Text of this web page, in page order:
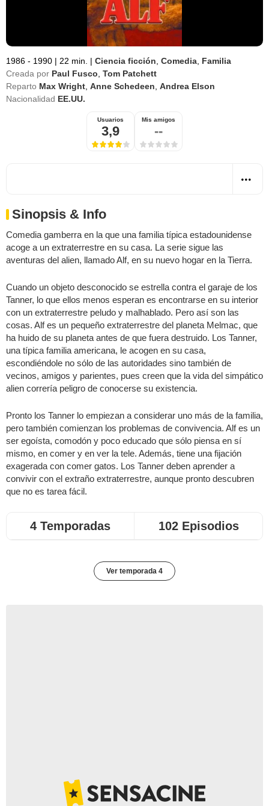
1986 - 1990 | 22 min. | Ciencia ficción Comedia Familia
Creada por Paul Fusco Tom Patchett
Reparto Max Wright Anne Schedeen Andrea Elson
Nacionalidad EE.UU.
Usuarios
3,9
Mis amigos
--
Sinopsis & Info
Comedia gamberra en la que una familia típica estadounidense
acoge a un extraterrestre en su casa. La serie sigue las
aventuras del alien, llamado Alf, en su nuevo hogar en la Tierra.
Cuando un objeto desconocido se estrella contra el garaje de los
Tanner, lo que ellos menos esperan es encontrarse en su interior
con un extraterrestre peludo y malhablado. Pero así son las
cosas. Alf es un pequeño extraterrestre del planeta Melmac, que
ha huido de su planeta antes de que fuera destruido. Los Tanner,
una típica familia americana, le acogen en su casa,
escondiéndole no sólo de las autoridades sino también de
vecinos, amigos y parientes, pues creen que la vida del simpático
alien correría peligro de conocerse su existencia.
Pronto los Tanner lo empiezan a considerar uno más de la familia,
pero también comienzan los problemas de convivencia. Alf es un
ser egoísta, comodón y poco educado que sólo piensa en sí
mismo, en comer y en ver la tele. Además, tiene una fijación
exagerada con comer gatos. Los Tanner deben aprender a
convivir con el extraño extraterrestre, aunque pronto descubren
que no es tarea fácil.
4 Temporadas 102 Episodios
Ver temporada 4